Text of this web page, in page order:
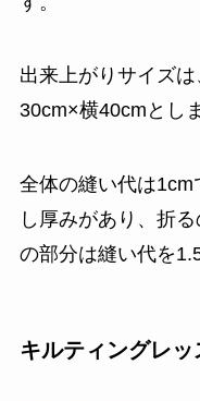
出来上がりサイズ
30cm×横40cmとし
全体の縫い代は
し厚みがあり、折
の部分は縫い代を
キルティングレ